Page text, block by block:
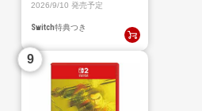
2026/9/10 発売予定
Switch特典つき